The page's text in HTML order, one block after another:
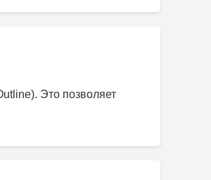
Это позволяет